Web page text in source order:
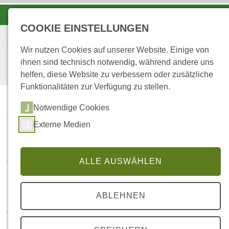
STARTSEITE
...
WALD - MENSCH
Wald - Mensch
Forstwirt oder Forstwirtin werden
COOKIE EINSTELLUNGEN
Wir nutzen Cookies auf unserer Website. Einige von
ihnen sind technisch notwendig, während andere uns
helfen, diese Website zu verbessern oder zusätzliche
Funktionalitäten zur Verfügung zu stellen.
Notwendige Cookies
Externe Medien
ALLE AUSWÄHLEN
ABLEHNEN